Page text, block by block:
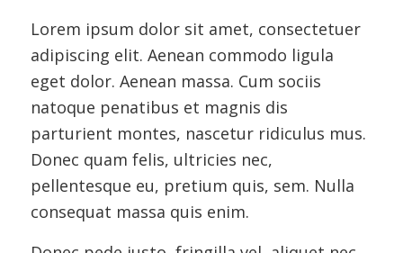
Lorem ipsum dolor sit amet, consectetuer
adipiscing elit. Aenean commodo ligula
eget dolor. Aenean massa. Cum sociis
natoque penatibus et magnis dis
parturient montes, nascetur ridiculus mus.
Donec quam felis, ultricies nec,
pellentesque eu, pretium quis, sem. Nulla
consequat massa quis enim.